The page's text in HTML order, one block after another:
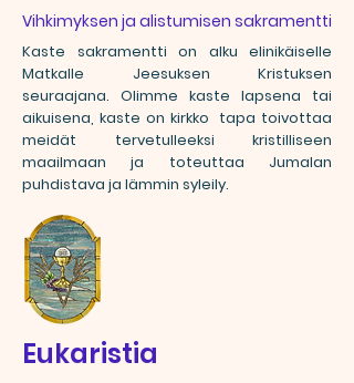
Vihkimyksen ja alistumisen sakramentti
Kaste sakramentti on alku elinikäiselle
Matkalle Jeesuksen Kristuksen
seuraajana. Olimme kaste lapsena tai
aikuisena, kaste on kirkko tapa toivottaa
meidät tervetulleeksi kristilliseen
maailmaan ja toteuttaa Jumalan
puhdistava ja lämmin syleily.
Eukaristia